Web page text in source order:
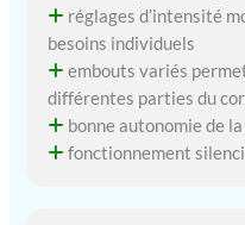
réglages d’intensité
besoins individuels
embouts variés
différentes parties du
bonne autonomie de
fonctionnement